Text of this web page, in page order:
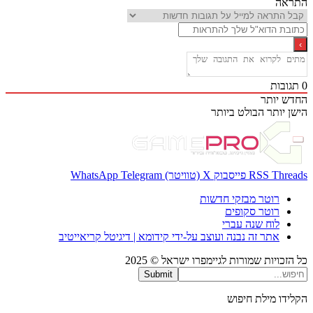
יותר
יותר הבולט ביותר
RSS פייסבוק X (טוויטר) WhatsApp Telegram
רוטר מבזקי חדשות
רוטר סקופים
לוח שנה עברי
אתר זה נבנה ועוצב על-ידי קידומא | דיגיטל קריאייטיב
שמורות לגיימפרו ישראל © 2025
Submit
מילת חיפוש